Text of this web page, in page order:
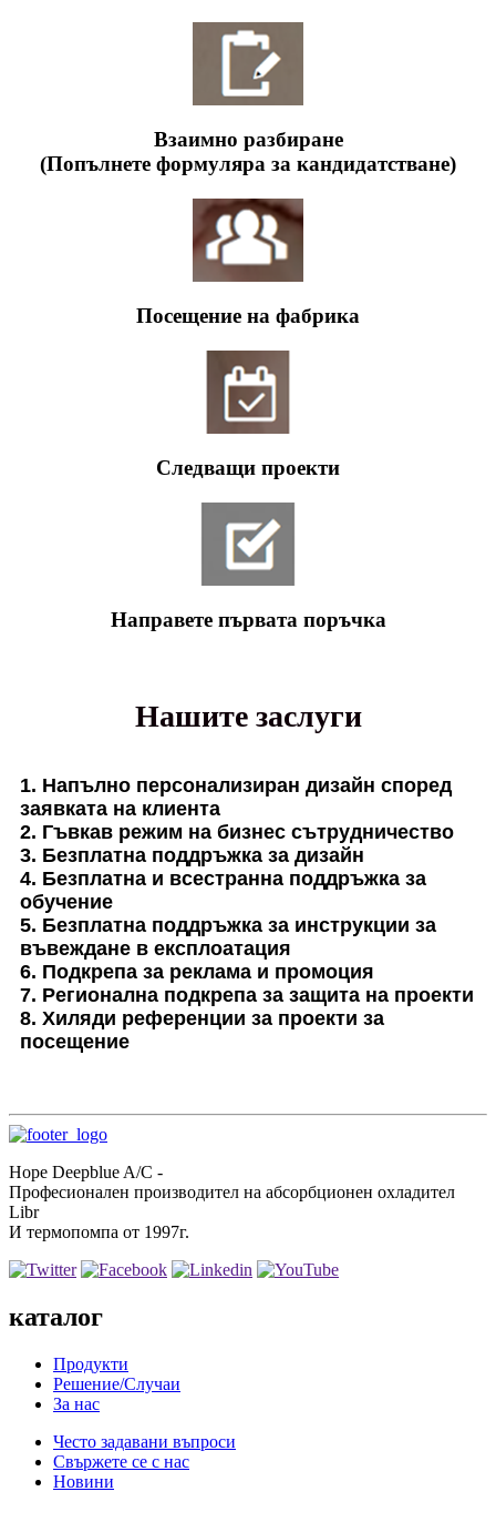
Взаимно разбиране
(Попълнете формуляра за кандидатстване)
Посещение на фабрика
Следващи проекти
Направете първата поръчка
Нашите заслуги
1. Напълно персонализиран дизайн според
заявката на клиента
2. Гъвкав режим на бизнес сътрудничество
3. Безплатна поддръжка за дизайн
4. Безплатна и всестранна поддръжка за
обучение
5. Безплатна поддръжка за инструкции за
въвеждане в експлоатация
6. Подкрепа за реклама и промоция
7. Регионална подкрепа за защита на проекти
8. Хиляди референции за проекти за
посещение
Hope Deepblue A/C -
Професионален производител на абсорбционен охладител
Libr
И термопомпа от 1997г.
каталог
Продукти
Решение/Случаи
За нас
Често задавани въпроси
Свържете се с нас
Новини